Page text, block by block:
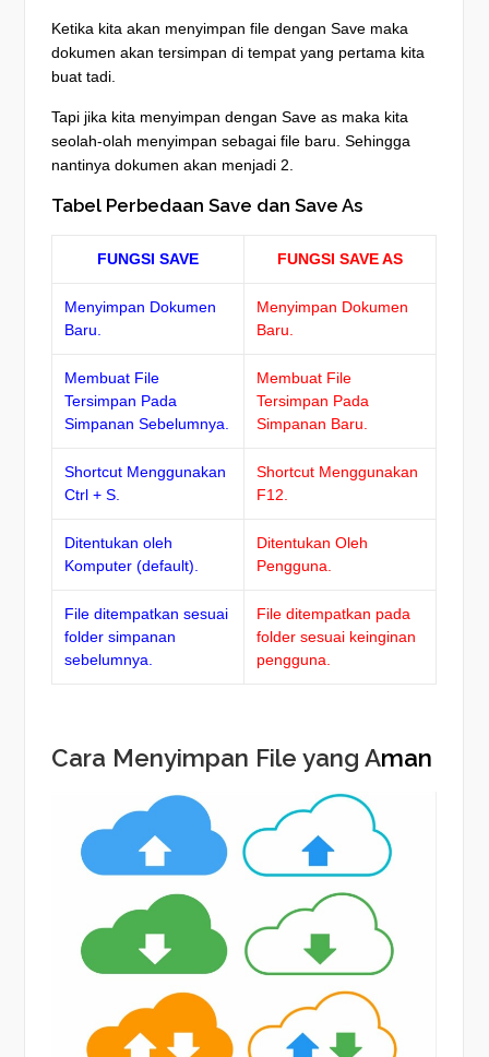
Ketika kita akan menyimpan file dengan Save maka
dokumen akan tersimpan di tempat yang pertama kita
buat tadi.
Tapi jika kita menyimpan dengan Save as maka kita
seolah-olah menyimpan sebagai file baru. Sehingga
nantinya dokumen akan menjadi 2.
Tabel Perbedaan Save dan Save As
FUNGSI SAVE FUNGSI SAVE AS
Menyimpan Dokumen
Baru.
Menyimpan Dokumen
Baru.
Membuat File
Tersimpan Pada
Simpanan Sebelumnya.
Membuat File
Tersimpan Pada
Simpanan Baru.
Shortcut Menggunakan
Ctrl + S.
Shortcut Menggunakan
F12.
Ditentukan oleh
Komputer (default).
Ditentukan Oleh
Pengguna.
File ditempatkan sesuai
folder simpanan
sebelumnya.
File ditempatkan pada
folder sesuai keinginan
pengguna.
Cara Menyimpan File yang Aman